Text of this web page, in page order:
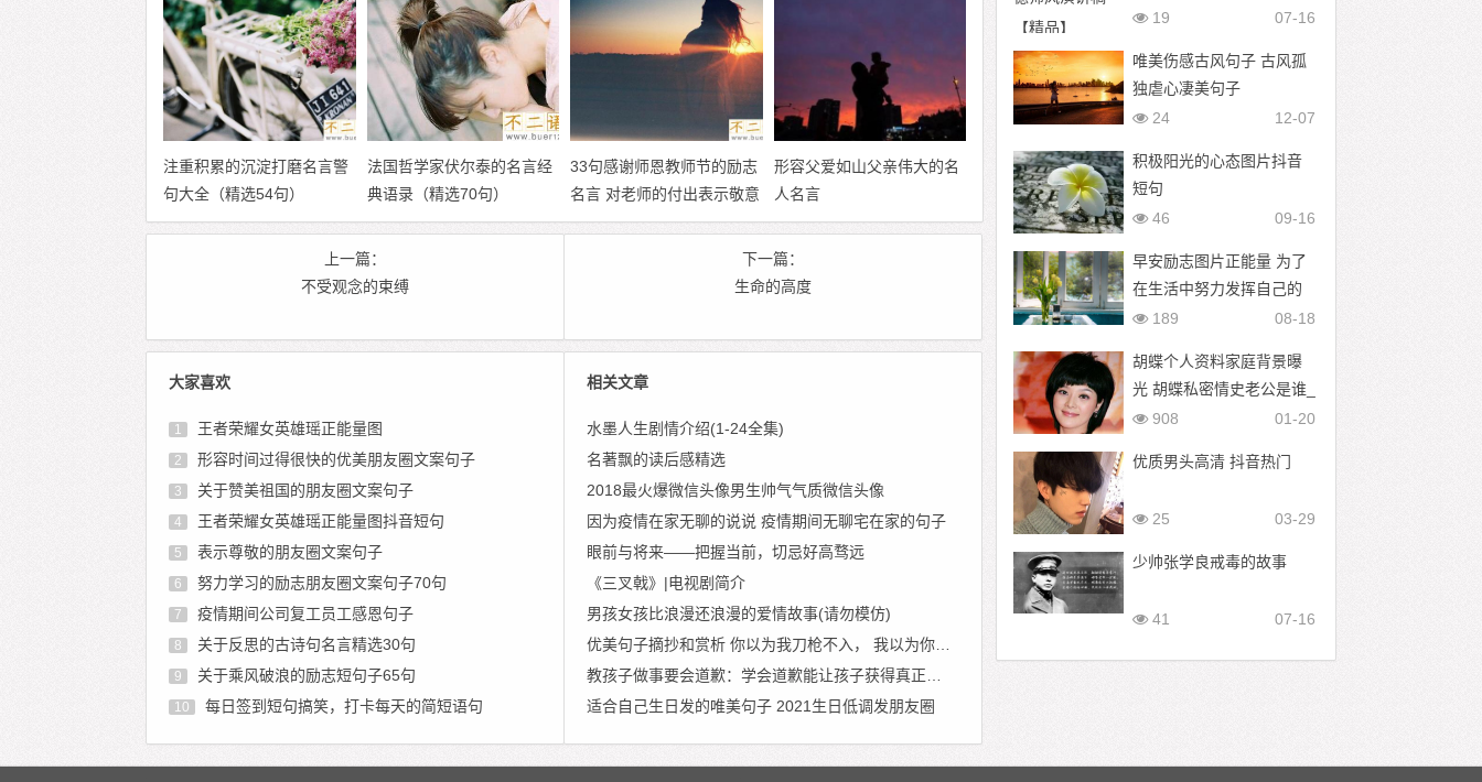
注重积累的沉淀打磨名言警
句大全（精选54句）
法国哲学家伏尔泰的名言经
典语录（精选70句）
33句感谢师恩教师节的励志
名言 对老师的付出表示敬意
形容父爱如山父亲伟大的名
人名言
上一篇：
不受观念的束缚
下一篇：
生命的高度
大家喜欢
1 王者荣耀女英雄瑶正能量图
2 形容时间过得很快的优美朋友圈文案句子
3 关于赞美祖国的朋友圈文案句子
4 王者荣耀女英雄瑶正能量图抖音短句
5 表示尊敬的朋友圈文案句子
6 努力学习的励志朋友圈文案句子70句
7 疫情期间公司复工员工感恩句子
8 关于反思的古诗句名言精选30句
9 关于乘风破浪的励志短句子65句
10 每日签到短句搞笑，打卡每天的简短语句
相关文章
水墨人生剧情介绍(1-24全集)
名著飘的读后感精选
2018最火爆微信头像男生帅气气质微信头像
因为疫情在家无聊的说说 疫情期间无聊宅在家的句子
眼前与将来——把握当前，切忌好高骛远
《三叉戟》|电视剧简介
男孩女孩比浪漫还浪漫的爱情故事(请勿模仿)
适合自己生日发的唯美句子 2021生日低调发朋友圈
07-16
19
唯美伤感古风句子 古风孤
独虐心凄美句子
12-07
24
积极阳光的心态图片抖音
短句
09-16
46
早安励志图片正能量 为了
在生活中努力发挥自己的
作用，热爱人生吧
08-18
189
胡蝶个人资料家庭背景曝
光 胡蝶私密情史老公是谁_
央视女主播胡蝶
01-20
908
优质男头高清 抖音热门
03-29
25
少帅张学良戒毒的故事
07-16
41